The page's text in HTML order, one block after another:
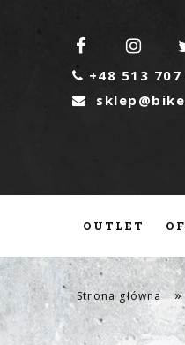
 
 +48 513 707

OUTLET
CZĘŚCI
Strona główna »